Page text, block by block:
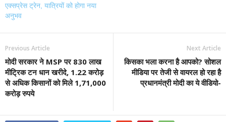
एक्सप्रेस ट्रेन, यात्रियों को होगा नया
अनुभव
Previous Article
मोदी सरकार ने MSP पर 830 लाख
मीट्रिक टन धान खरीदे, 1.22 करोड़
से अधिक किसानों को मिले 1,71,000
करोड़ रुपये
Next Article
किसका भला करना है आपको? सोशल
मीडिया पर तेजी से वायरल हो रहा है
प्रधानमंत्री मोदी का ये वीडियो-